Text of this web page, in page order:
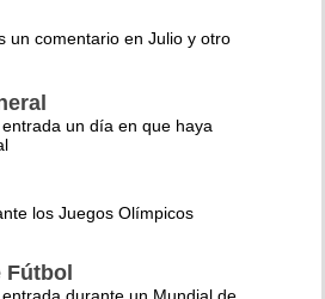
un comentario en Julio y otro
un día en que haya
los Juegos Olímpicos